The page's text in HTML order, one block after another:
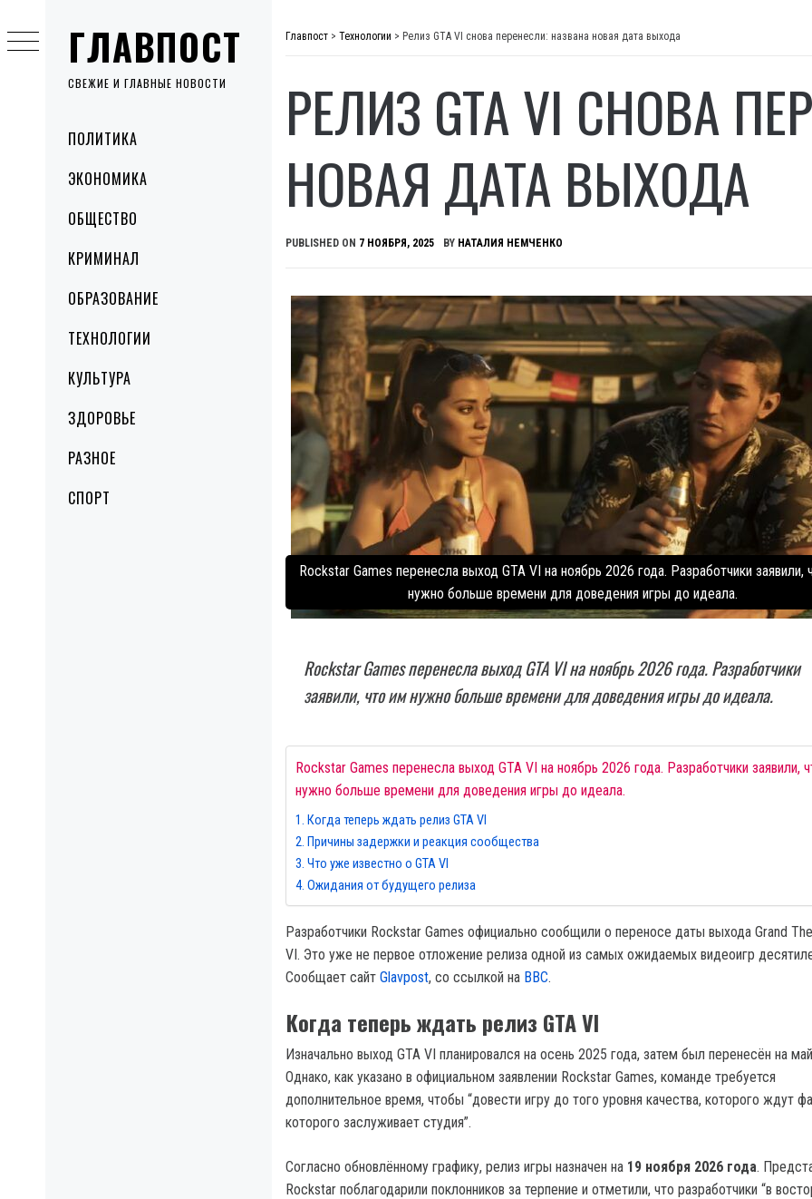
ГЛАВПОСТ
СВЕЖИЕ И ГЛАВНЫЕ НОВОСТИ
MenuПОЛИТИКА
ЭКОНОМИКА
ОБЩЕСТВО
КРИМИНАЛ
ОБРАЗОВАНИЕ
ТЕХНОЛОГИИ
КУЛЬТУРА
ЗДОРОВЬЕ
РАЗНОЕ
СПОРТ
to
content
Главпост > Технологии > Релиз GTA VI снова перенесли: названа новая дата выхода
РЕЛИЗ GTA VI СНОВА
НОВАЯ ДАТА ВЫХОДА
PUBLISHED ON 7 НОЯБРЯ, 2025 BY НАТАЛИЯ НЕМЧЕНКО
Rockstar Games перенесла выход GTA VI на ноябрь 2026 года. Разработчики заявили,
нужно больше времени для доведения игры до идеала.
Rockstar Games перенесла выход GTA VI на ноябрь 2026 года. Разработчики
заявили, что им нужно больше времени для доведения игры до идеала.
Rockstar Games перенесла выход GTA VI на ноябрь 2026 года. Разработчики заявили,
нужно больше времени для доведения игры до идеала.
Когда теперь ждать релиз GTA VI
Причины задержки и реакция сообщества
Что уже известно о GTA VI
Ожидания от будущего релиза
Разработчики Rockstar Games официально сообщили о переносе даты выхода Grand
VI. Это уже не первое отложение релиза одной из самых ожидаемых видеоигр
Сообщает сайт Glavpost, со ссылкой на BBC.
Когда теперь ждать релиз GTA VI
Изначально выход GTA VI планировался на осень 2025 года, затем был перенесён на
Однако, как указано в официальном заявлении Rockstar Games, команде требуется
дополнительное время, чтобы “довести игру до того уровня качества, которого ждут
которого заслуживает студия”.
Согласно обновлённому графику, релиз игры назначен на 19 ноября 2026 года.
Rockstar поблагодарили поклонников за терпение и отметили, что разработчики “в